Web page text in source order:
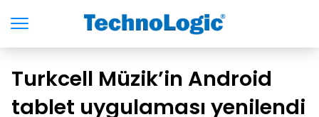
Turkcell Müzik’in Android
tablet uygulaması yenilendi